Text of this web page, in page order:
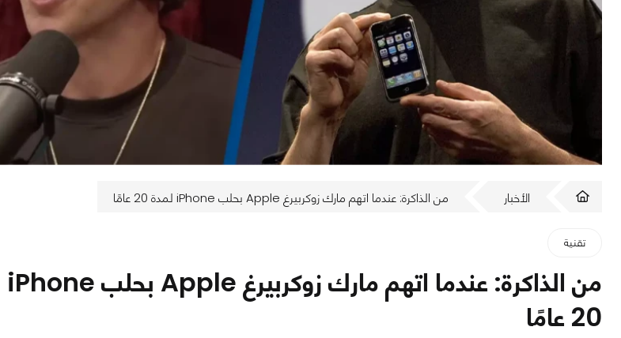
الأخبار من الذاكرة: عندما اتهم مارك زوكربيرغ Apple بحلب iPhone لمدة 20 عامًا
تقنية
20 عامًا